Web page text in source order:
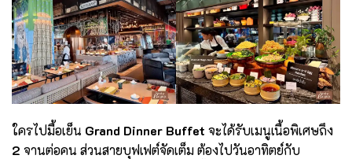
ใครไปมื้อเย็น Grand Dinner Buffet จะได้รับเมนูเนื้อพิเศษถึง
2 จานต่อคน ส่วนสายบุฟเฟต์จัดเต็ม ต้องไปวันอาทิตย์กับ